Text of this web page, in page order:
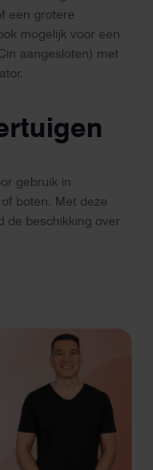
een grotere
mogelijk voor een
aangesloten) met
gebruik in
boten. Met deze
de beschikking over